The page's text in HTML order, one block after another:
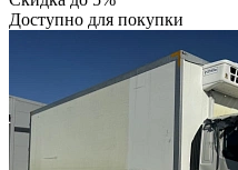
Доступно для покупки